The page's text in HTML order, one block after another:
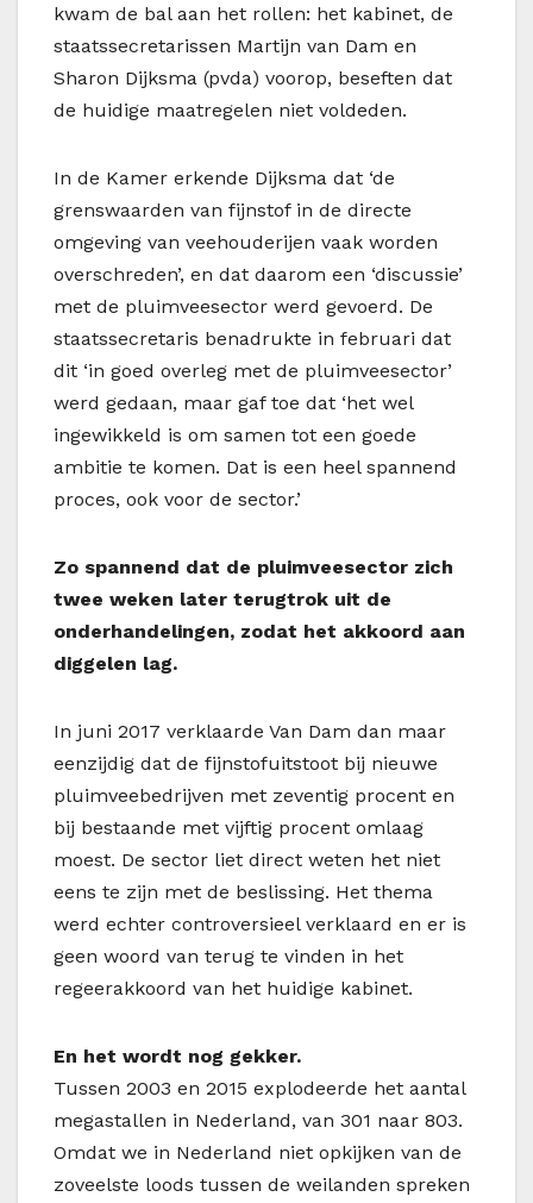
kwam de bal aan het rollen: het kabinet, de
staatssecretarissen Martijn van Dam en
Sharon Dijksma (pvda) voorop, beseften dat
de huidige maatregelen niet voldeden.
In de Kamer erkende Dijksma dat ‘de
grenswaarden van fijnstof in de directe
omgeving van veehouderijen vaak worden
overschreden’, en dat daarom een ‘discussie’
met de pluimveesector werd gevoerd. De
staatssecretaris benadrukte in februari dat
dit ‘in goed overleg met de pluimveesector’
werd gedaan, maar gaf toe dat ‘het wel
ingewikkeld is om samen tot een goede
ambitie te komen. Dat is een heel spannend
proces, ook voor de sector.’
Zo spannend dat de pluimveesector zich
twee weken later terugtrok uit de
onderhandelingen, zodat het akkoord aan
diggelen lag.
In juni 2017 verklaarde Van Dam dan maar
eenzijdig dat de fijnstofuitstoot bij nieuwe
pluimveebedrijven met zeventig procent en
bij bestaande met vijftig procent omlaag
moest. De sector liet direct weten het niet
eens te zijn met de beslissing. Het thema
werd echter controversieel verklaard en er is
geen woord van terug te vinden in het
regeerakkoord van het huidige kabinet.
En het wordt nog gekker.
Tussen 2003 en 2015 explodeerde het aantal
megastallen in Nederland, van 301 naar 803.
Omdat we in Nederland niet opkijken van de
zoveelste loods tussen de weilanden spreken